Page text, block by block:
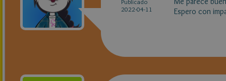
2022-04-11
Espero con